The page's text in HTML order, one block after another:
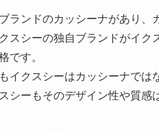
ランドのカッシーナがあり、
スシーの独自ブランドがイ
です。
イクスシーはカッシーナでは
シーもそのデザイン性や質感